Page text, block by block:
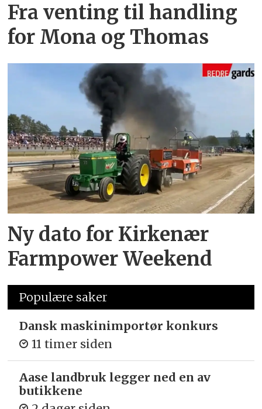
Fra venting til handling
for Mona og Thomas
Ny dato for Kirkenær
Farmpower Weekend
Populære saker
Dansk maskinimportør konkurs
11 timer siden
Aase landbruk legger ned en av
butikkene